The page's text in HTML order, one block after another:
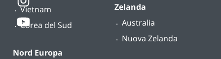
Vietnam
Corea del Sud
Nord Europa
Zelanda
Australia
Nuova Zelanda